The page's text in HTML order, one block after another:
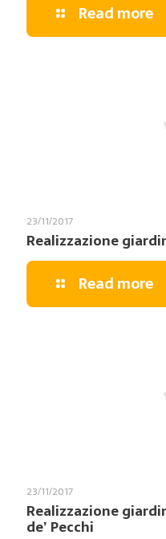
Read more
23/11/2017
Realizzazione
Read more
23/11/2017
Realizzazione
de’ Pecchi